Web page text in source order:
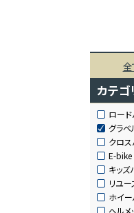
全
カテゴ
ロード
グラ
クロス
E-bike
キッズ
リユー
ホイー